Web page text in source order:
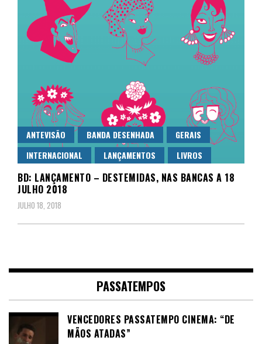
ANTEVISÃO BANDA DESENHADA
GERAIS
INTERNACIONAL
LANÇAMENTOS LIVROS
BD: LANÇAMENTO – DESTEMIDAS, NAS BANCAS A 18
JULHO 2018
JULHO 18, 2018
PASSATEMPOS
VENCEDORES PASSATEMPO CINEMA: “DE
MÃOS ATADAS”